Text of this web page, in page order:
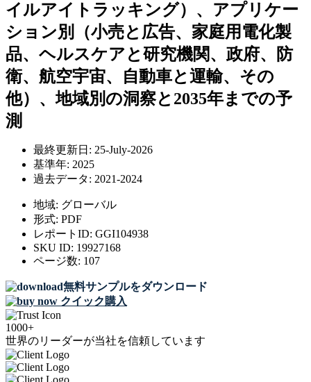
イルアイトラッキング）、アプリケー
ション別（小売と広告、家庭用電化製
品、ヘルスケアと研究機関、政府、防
衛、航空宇宙、自動車と運輸、その
他）、地域別の洞察と2035年までの予
測
最終更新日: 25-July-2026
基準年: 2025
過去データ: 2021-2024
地域: グローバル
形式: PDF
レポートID: GGI104938
SKU ID: 19927168
ページ数: 107
無料サンプルをダウンロード
クイック購入
1000+
世界のリーダーが当社を信頼しています